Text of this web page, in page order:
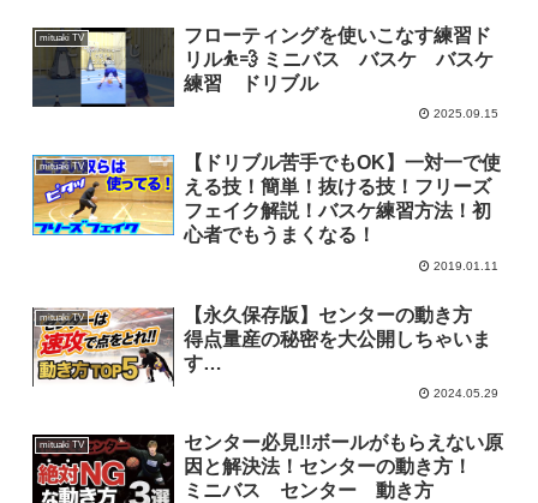
mituaki TV
フローティングを使いこなす練習ド
リル⛹️💨 ミニバス バスケ バスケ
練習 ドリブル
2025.09.15
mituaki TV
【ドリブル苦手でもOK】一対一で使
える技！簡単！抜ける技！フリーズ
フェイク解説！バスケ練習方法！初
心者でもうまくなる！
2019.01.11
mituaki TV
【永久保存版】センターの動き方
得点量産の秘密を大公開しちゃいま
す…
2024.05.29
mituaki TV
センター必見!!ボールがもらえない原
因と解決法！センターの動き方！
ミニバス センター 動き方